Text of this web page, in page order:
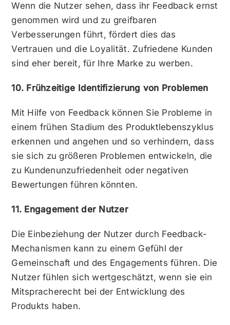
Wenn die Nutzer sehen, dass ihr Feedback ernst
genommen wird und zu greifbaren
Verbesserungen führt, fördert dies das
Vertrauen und die Loyalität. Zufriedene Kunden
sind eher bereit, für Ihre Marke zu werben.
10. Frühzeitige Identifizierung von Problemen
Mit Hilfe von Feedback können Sie Probleme in
einem frühen Stadium des Produktlebenszyklus
erkennen und angehen und so verhindern, dass
sie sich zu größeren Problemen entwickeln, die
zu Kundenunzufriedenheit oder negativen
Bewertungen führen könnten.
11. Engagement der Nutzer
Die Einbeziehung der Nutzer durch Feedback-
Mechanismen kann zu einem Gefühl der
Gemeinschaft und des Engagements führen. Die
Nutzer fühlen sich wertgeschätzt, wenn sie ein
Mitspracherecht bei der Entwicklung des
Produkts haben.